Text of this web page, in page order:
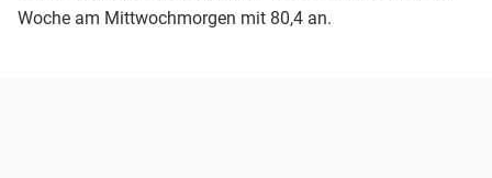
Woche am Mittwochmorgen mit 80,4 an.